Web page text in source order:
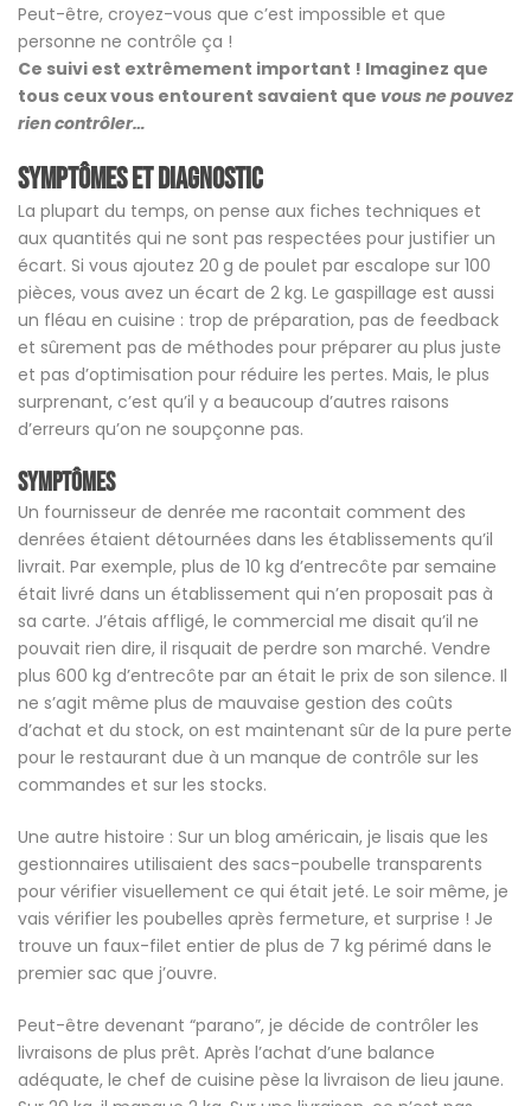
Peut-être, croyez-vous que c’est impossible et que
personne ne contrôle ça !
Ce suivi est extrêmement important ! Imaginez que
tous ceux vous entourent savaient que vous ne pouvez
rien contrôler…
Symptômes et Diagnostic
La plupart du temps, on pense aux fiches techniques et
aux quantités qui ne sont pas respectées pour justifier un
écart. Si vous ajoutez 20 g de poulet par escalope sur 100
pièces, vous avez un écart de 2 kg. Le gaspillage est aussi
un fléau en cuisine : trop de préparation, pas de feedback
et sûrement pas de méthodes pour préparer au plus juste
et pas d’optimisation pour réduire les pertes. Mais, le plus
surprenant, c’est qu’il y a beaucoup d’autres raisons
d’erreurs qu’on ne soupçonne pas.
Symptômes
Un fournisseur de denrée me racontait comment des
denrées étaient détournées dans les établissements qu’il
livrait. Par exemple, plus de 10 kg d’entrecôte par semaine
était livré dans un établissement qui n’en proposait pas à
sa carte. J’étais affligé, le commercial me disait qu’il ne
pouvait rien dire, il risquait de perdre son marché. Vendre
plus 600 kg d’entrecôte par an était le prix de son silence. Il
ne s’agit même plus de mauvaise gestion des coûts
d’achat et du stock, on est maintenant sûr de la pure perte
pour le restaurant due à un manque de contrôle sur les
commandes et sur les stocks.
Une autre histoire : Sur un blog américain, je lisais que les
gestionnaires utilisaient des sacs-poubelle transparents
pour vérifier visuellement ce qui était jeté. Le soir même, je
vais vérifier les poubelles après fermeture, et surprise ! Je
trouve un faux-filet entier de plus de 7 kg périmé dans le
premier sac que j’ouvre.
Peut-être devenant “parano”, je décide de contrôler les
livraisons de plus prêt. Après l’achat d’une balance
adéquate, le chef de cuisine pèse la livraison de lieu jaune.